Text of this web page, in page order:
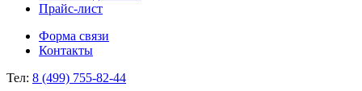
Прайс-лист
Форма связи
Контакты
Тел: 8 (499) 755-82-44